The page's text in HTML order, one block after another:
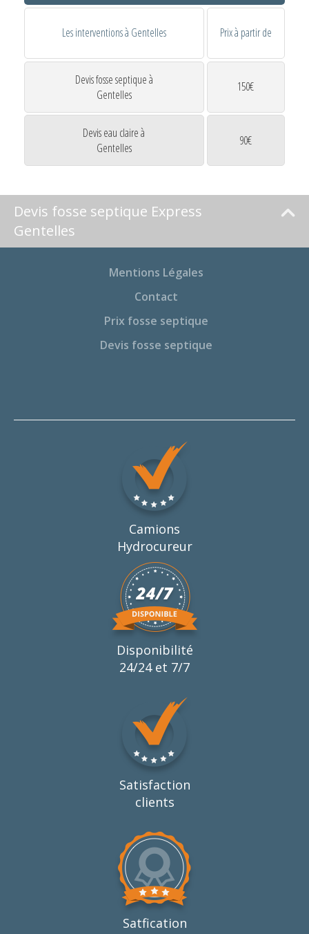
Les interventions à Gentelles Prix à partir de
Devis fosse septique à
Gentelles
150€
Devis eau claire à
Gentelles
90€
Devis fosse septique Express
Gentelles
Mentions Légales
Contact
Prix fosse septique
Devis fosse septique
Camions
Hydrocureur
Disponibilité
24/24 et 7/7
Satisfaction
clients
Satfication